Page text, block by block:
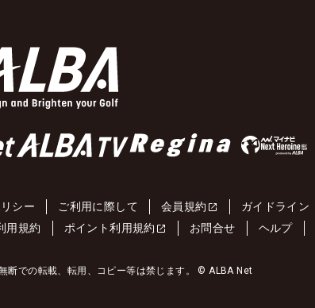
シー ご利用に際して 会員規約 ガイドライン
用規約 ポイント利用規約 お問合せ ヘルプ
断での転載、転用、コピー等は禁じます。 © ALBA Net